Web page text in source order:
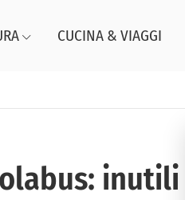
CUCINA & VIAGGI
inutili